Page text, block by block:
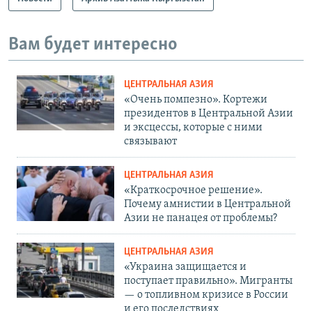
Вам будет интересно
ЦЕНТРАЛЬНАЯ АЗИЯ
«Очень помпезно». Кортежи
президентов в Центральной Азии
и эксцессы, которые с ними
связывают
ЦЕНТРАЛЬНАЯ АЗИЯ
«Краткосрочное решение».
Почему амнистии в Центральной
Азии не панацея от проблемы?
ЦЕНТРАЛЬНАЯ АЗИЯ
«Украина защищается и
поступает правильно». Мигранты
— о топливном кризисе в России